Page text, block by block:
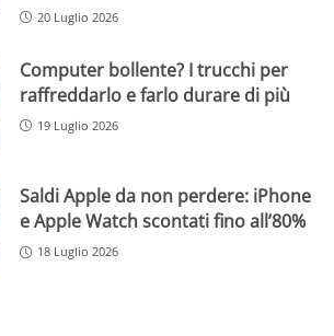
20 Luglio 2026
Computer bollente? I trucchi per
raffreddarlo e farlo durare di più
19 Luglio 2026
Saldi Apple da non perdere: iPhone
e Apple Watch scontati fino all’80%
18 Luglio 2026